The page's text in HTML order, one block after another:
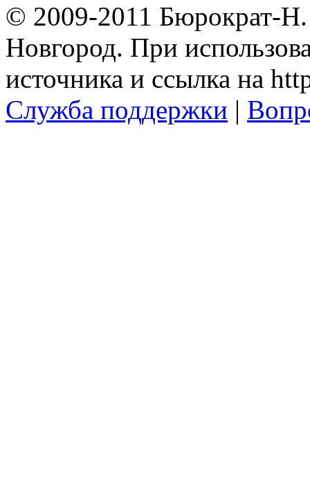
© 2009-2011 Бюрократ-
Новгород. При
источника и ссылка на
Служба поддержки |